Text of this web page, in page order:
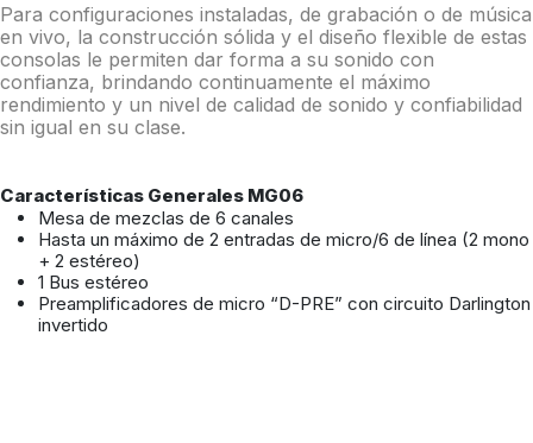
Para configuraciones instaladas, de grabación o de música
en vivo, la construcción sólida y el diseño flexible de estas
consolas le permiten dar forma a su sonido con
confianza, brindando continuamente el máximo
rendimiento y un nivel de calidad de sonido y confiabilidad
sin igual en su clase.
Características Generales MG06
Mesa de mezclas de 6 canales
Hasta un máximo de 2 entradas de micro/6 de línea (2 mono
+ 2 estéreo)
1 Bus estéreo
Preamplificadores de micro “D-PRE” con circuito Darlington
invertido